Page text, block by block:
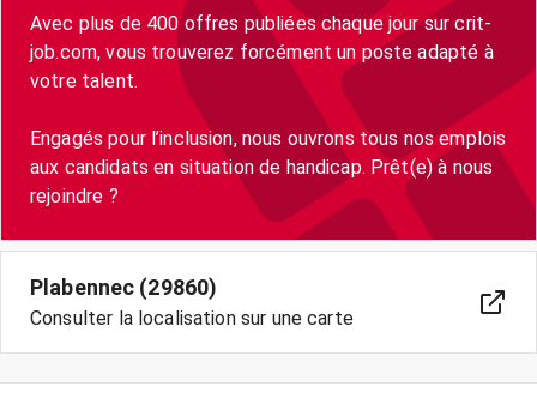
Avec plus de 400 offres publiées chaque jour sur crit-
job.com, vous trouverez forcément un poste adapté à
votre talent.
Engagés pour l’inclusion, nous ouvrons tous nos emplois
aux candidats en situation de handicap. Prêt(e) à nous
rejoindre ?
Plabennec (29860)
Consulter la localisation sur une carte